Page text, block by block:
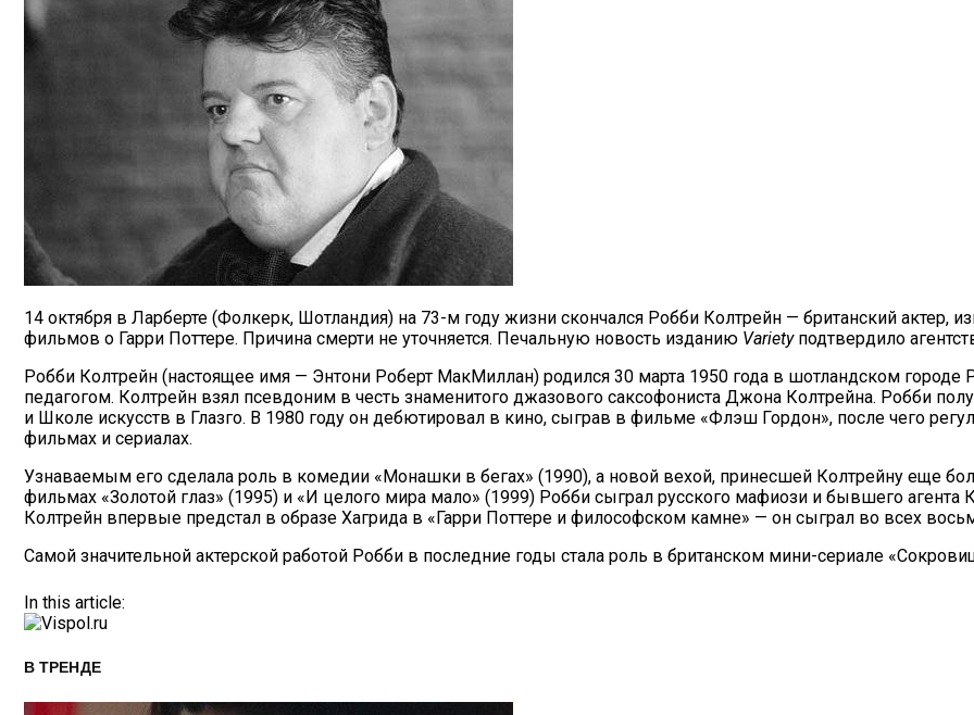
14 октября в Ларберте (Фолкерк, Шотландия) на 73-м году жизни скончался Робби Колтрейн — британский актер,
фильмов о Гарри Поттере. Причина смерти не уточняется. Печальную новость изданию Varietyподтвердило
Робби Колтрейн (настоящее имя — Энтони Роберт МакМиллан) родился 30 марта 1950 года в шотландском городе
педагогом. Колтрейн взял псевдоним в честь знаменитого джазового саксофониста Джона Колтрейна. Робби
и Школе искусств в Глазго. В 1980 году он дебютировал в кино, сыграв в фильме «Флэш Гордон», после чего
фильмах и сериалах.
Узнаваемым его сделала роль в комедии «Монашки в бегах» (1990), а новой вехой, принесшей Колтрейну еще
фильмах «Золотой глаз» (1995) и «И целого мира мало» (1999) Робби сыграл русского мафиози и бывшего
Колтрейн впервые предстал в образе Хагрида в «Гарри Поттере и философском камне» — он сыграл во всех
Самой значительной актерской работой Робби в последние годы стала роль в британском мини-сериале
In this article:
В ТРЕНДЕ